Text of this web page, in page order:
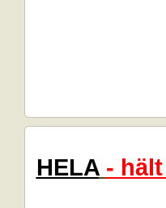
HELA -